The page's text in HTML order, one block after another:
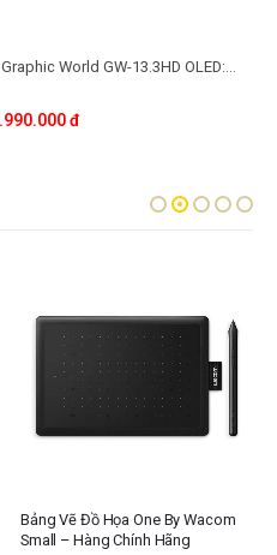
Bảng Vẽ Màn Hình Graphic World GW-13.3HD OLED: Công Nghệ Màn Hình OLED Thế Hệ Mới
đ
Bảng Vẽ Đồ Họa One By Wacom
Small – Hàng Chính Hãng